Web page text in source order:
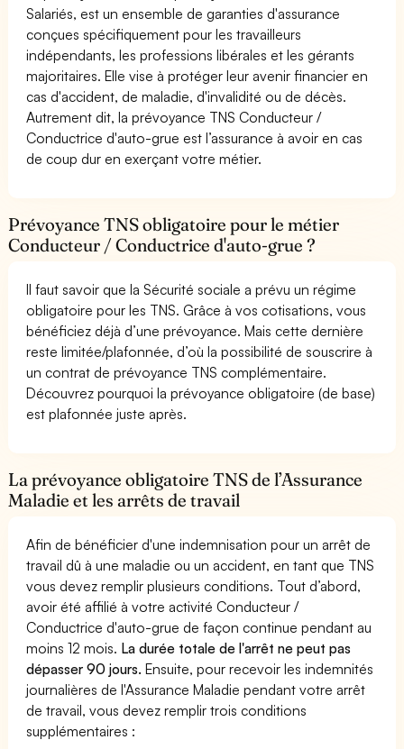
Salariés, est un ensemble de garanties d'assurance
conçues spécifiquement pour les travailleurs
indépendants, les professions libérales et les gérants
majoritaires. Elle vise à protéger leur avenir financier en
cas d'accident, de maladie, d'invalidité ou de décès.
Autrement dit, la prévoyance TNS Conducteur /
Conductrice d'auto-grue est l’assurance à avoir en cas
de coup dur en exerçant votre métier.
Prévoyance TNS obligatoire pour le métier
Conducteur / Conductrice d'auto-grue ?
Il faut savoir que la Sécurité sociale a prévu un régime
obligatoire pour les TNS. Grâce à vos cotisations, vous
bénéficiez déjà d’une prévoyance. Mais cette dernière
reste limitée/plafonnée, d’où la possibilité de souscrire à
un contrat de prévoyance TNS complémentaire.
Découvrez pourquoi la prévoyance obligatoire (de base)
est plafonnée juste après.
La prévoyance obligatoire TNS de l’Assurance
Maladie et les arrêts de travail
Afin de bénéficier d'une indemnisation pour un arrêt de
travail dû à une maladie ou un accident, en tant que TNS
vous devez remplir plusieurs conditions. Tout d’abord,
avoir été affilié à votre activité Conducteur /
Conductrice d'auto-grue de façon continue pendant au
moins 12 mois. La durée totale de l'arrêt ne peut pas
dépasser 90 jours. Ensuite, pour recevoir les indemnités
journalières de l'Assurance Maladie pendant votre arrêt
de travail, vous devez remplir trois conditions
supplémentaires :